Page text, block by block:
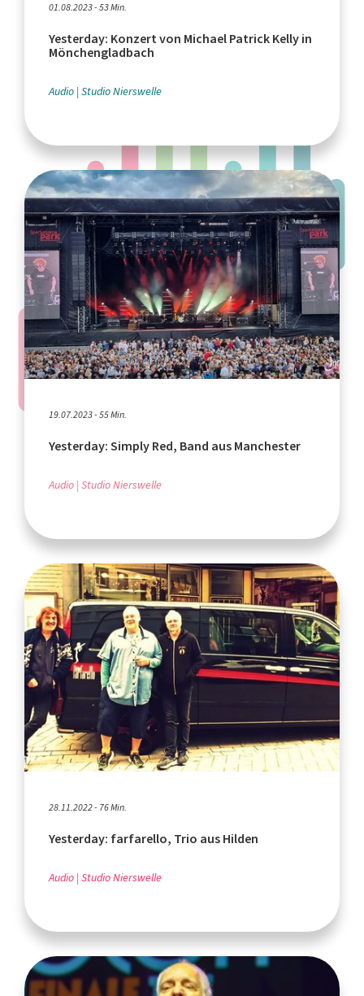
01.08.2023 - 53 Min.
Yesterday: Konzert von Michael Patrick Kelly in
Mönchengladbach
Audio Studio Nierswelle
19.07.2023 - 55 Min.
Yesterday: Simply Red, Band aus Manchester
Audio Studio Nierswelle
28.11.2022 - 76 Min.
Yesterday: farfarello, Trio aus Hilden
Audio Studio Nierswelle